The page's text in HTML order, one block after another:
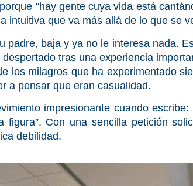
“hay gente cuya vida está
intuitiva que va más allá de lo que se
padre, baja y ya no le interesa nada.
tras una experiencia
los milagros que ha experimentado
a pensar que eran casualidad.
impresionante cuando escribe:
Con una sencilla petición
debilidad.